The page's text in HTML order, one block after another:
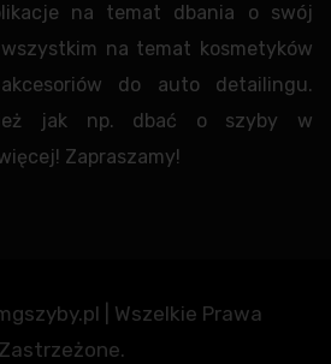
na temat dbania o swój
na temat kosmetyków
do auto detailingu.
jak np. dbać o szyby w
Zapraszamy!
| Wszelkie Prawa
Zastrzeżone.